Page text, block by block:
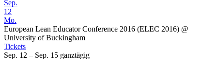
Sep.
12
Mo.
European Lean Educator Conference 2016 (ELEC 2016) @
University of Buckingham
Tickets
Sep. 12 – Sep. 15 ganztägig